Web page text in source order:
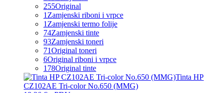
255Original
1 Zamjenski riboni i vrpce
1 Zamjenski termo folije
74Zamjenski tinte
93Zamjenski toneri
71Original toneri
6Original riboni i vrpce
178Original tinte
Tinta HP
CZ102AE Tri-color No.650 (MMG)